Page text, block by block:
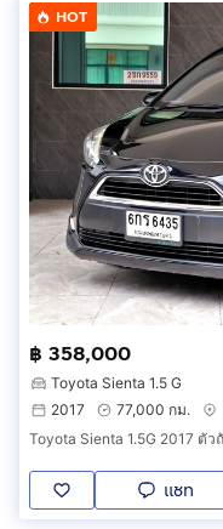
HOT
฿ 358,000
Toyota Sienta 1.5 G
2017
77,000 กม.
แชท